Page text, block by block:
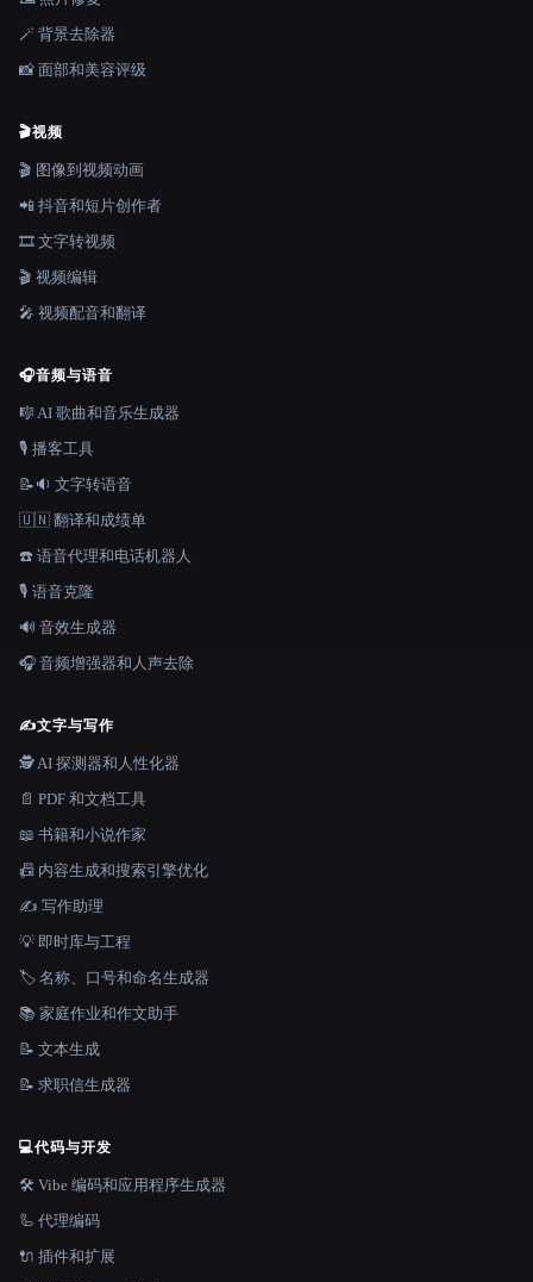
🪄 背景去除器
📸 面部和美容评级
🎬视频
🎬 图像到视频动画
📲 抖音和短片创作者
🎞️ 文字转视频
🎬 视频编辑
🎤 视频配音和翻译
🎧音频与语音
🎼 AI 歌曲和音乐生成器
🎙️ 播客工具
📝🔉 文字转语音
🇺🇳 翻译和成绩单
☎️ 语音代理和电话机器人
🎙️ 语音克隆
🔊 音效生成器
🎧 音频增强器和人声去除
✍️文字与写作
🕵️ AI 探测器和人性化器
📄 PDF 和文档工具
📖 书籍和小说作家
📠 内容生成和搜索引擎优化
✍️ 写作助理
💡 即时库与工程
🏷️ 名称、口号和命名生成器
📚 家庭作业和作文助手
📝 文本生成
📝 求职信生成器
💻代码与开发
🛠️ Vibe 编码和应用程序生成器
🦾 代理编码
🔌 插件和扩展